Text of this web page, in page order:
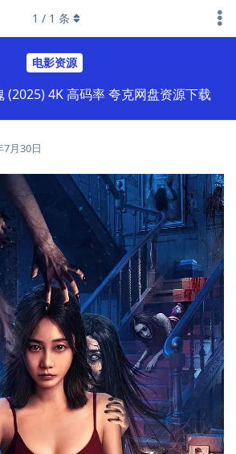
电影资源
(2025) 4K 高码率 夸克网盘资源下载
1 / 1 条
7月30日